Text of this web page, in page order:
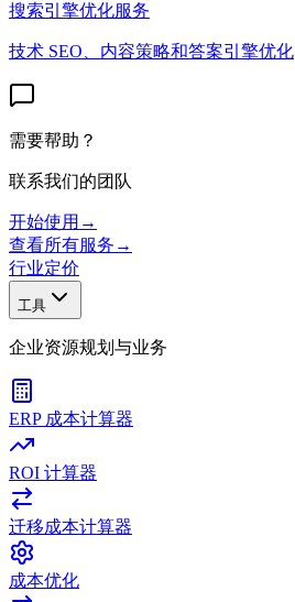
搜索引擎优化服务
技术 SEO、内容策略和答案引擎优化
需要帮助？
联系我们的团队
开始使用 →
查看所有服务 →
行业定价
工具
企业资源规划与业务
ERP 成本计算器
ROI 计算器
迁移成本计算器
成本优化